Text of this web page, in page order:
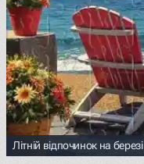
Літній відпочинок на березі